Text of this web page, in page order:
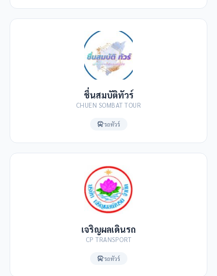
ชื่นสมบัติทัวร์
CHUEN SOMBAT TOUR
รถทัวร์
เจริญผลเดินรถ
CP TRANSPORT
รถทัวร์